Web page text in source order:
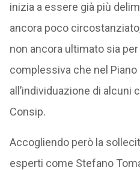
inizia a essere già più
ancora poco
non ancora ultimato sia
complessiva che nel
all’individuazione di alcuni
Consip.
Accogliendo però la
esperti come Stefano